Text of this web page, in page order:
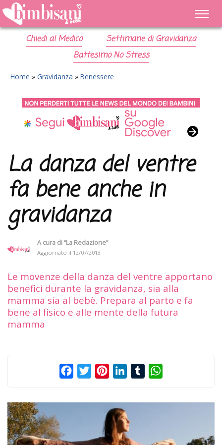
Chiedi al Medico
Settimane di Gravidanza
Battesimo No Stress
Home » Gravidanza » Benessere
La danza del ventre
fa bene anche in
gravidanza
A cura di“La Redazione”
Aggiornato il 12/07/2013
Le movenze della danza del ventre apportano
benefici durante la gravidanza, sia alla
mamma sia al bebè. Prepara al parto e fa
bene al fisico e alle mente della futura
mamma
FacebookTwitterPinterestLinkedInTumblr